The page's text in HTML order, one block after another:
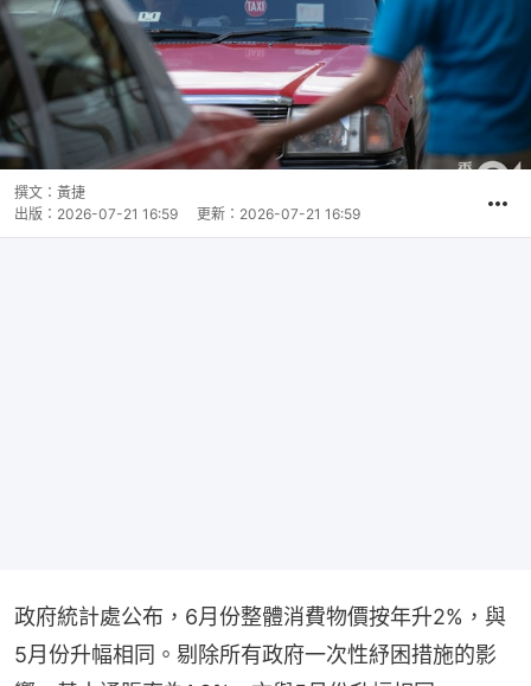
撰文： 黃捷
出版： 2026-07-21 16:59 更新： 2026-07-21 16:59
政府統計處公布，6月份整體消費物價按年升2%，與
5月份升幅相同。剔除所有政府一次性紓困措施的影